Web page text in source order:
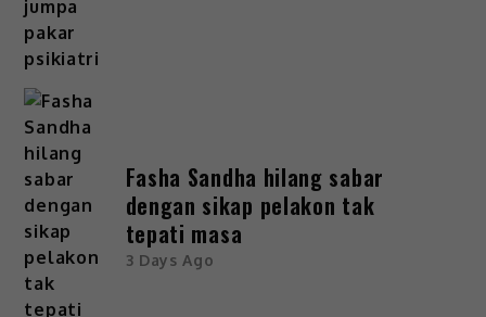
Fasha Sandha hilang sabar
dengan sikap pelakon tak
tepati masa
3 Days Ago